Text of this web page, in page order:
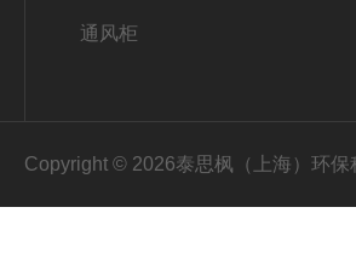
通风柜
Copyright © 2026泰思枫（上海）环